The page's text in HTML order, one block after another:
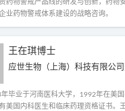
业药物警戒体系建设的战略咨询。
王在琪博士
应世生物（上海）科技有限公
毕业于河南医科大学，1992年在美
美国内科医生和临床药理资格证书。